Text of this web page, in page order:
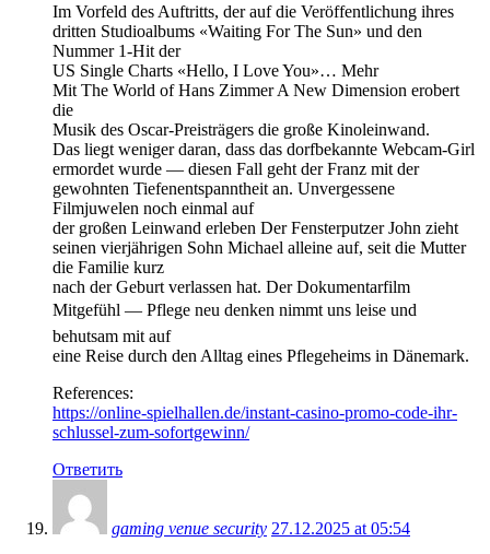
Im Vorfeld des Auftritts, der auf die Veröffentlichung ihres
dritten Studioalbums «Waiting For The Sun» und den
Nummer 1-Hit der
US Single Charts «Hello, I Love You»… Mehr
Mit The World of Hans Zimmer A New Dimension erobert
die
Musik des Oscar-Preisträgers die große Kinoleinwand.
Das liegt weniger daran, dass das dorfbekannte Webcam-Girl
ermordet wurde — diesen Fall geht der Franz mit der
gewohnten Tiefenentspanntheit an. Unvergessene
Filmjuwelen noch einmal auf
der großen Leinwand erleben Der Fensterputzer John zieht
seinen vierjährigen Sohn Michael alleine auf, seit die Mutter
die Familie kurz
nach der Geburt verlassen hat. Der Dokumentarfilm
Mitgefühl — Pflege neu denken nimmt uns leise und
behutsam mit auf
eine Reise durch den Alltag eines Pflegeheims in Dänemark.
References:
https://online-spielhallen.de/instant-casino-promo-code-ihr-
schlussel-zum-sofortgewinn/
Ответить
gaming venue security 27.12.2025 at 05:54